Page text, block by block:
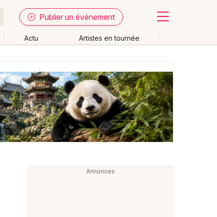
Publier un événement
Actu Artistes en tournée
Effacer les dates
end Autre